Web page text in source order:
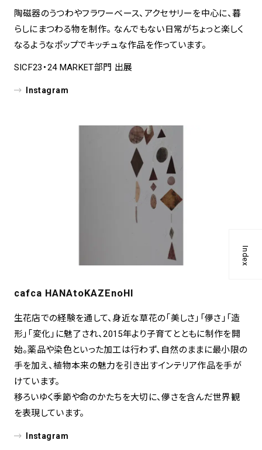
Index
陶磁器のうつわやフラワーベース、アクセサリーを中心に、暮
らしにまつわる物を制作。 なんでもない日常がちょっと楽しく
なるようなポップでキッチュな作品を作っています。
SICF23・24 MARKET部門 出展
Instagram
cafca HANAtoKAZEnoHI
生花店での経験を通して、身近な草花の「美しさ」「儚さ」「造
形」「変化」に魅了され、2015年より子育てとともに制作を開
始。薬品や染色といった加工は行わず、自然のままに最小限の
手を加え、植物本来の魅力を引き出すインテリア作品を手が
けています。
移ろいゆく季節や命のかたちを大切に、儚さを含んだ世界観
を表現しています。
Instagram